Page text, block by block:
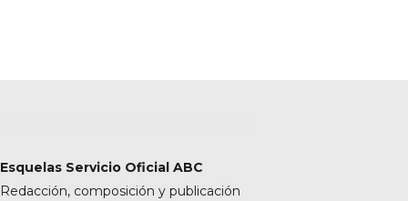
Esquelas Servicio Oficial ABC
Redacción, composición y publicación